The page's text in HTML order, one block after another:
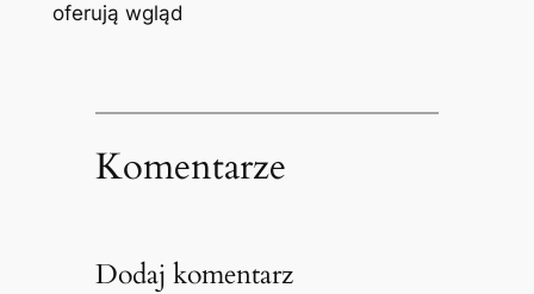
oferują wgląd
Komentarze
Dodaj komentarz